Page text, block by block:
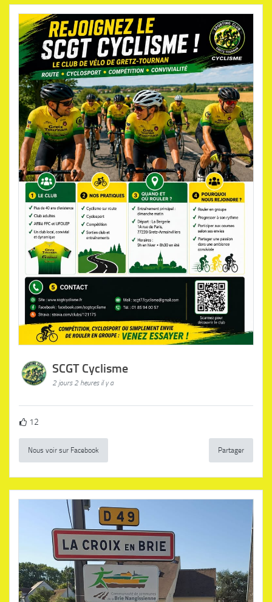
SCGT Cyclisme
2 jours 2 heures il y a
12
Nous voir sur Facebook Partager